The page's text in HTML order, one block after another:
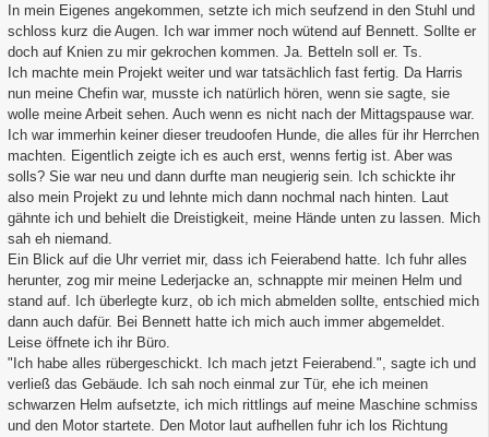
In mein Eigenes angekommen, setzte ich mich seufzend in den Stuhl und
schloss kurz die Augen. Ich war immer noch wütend auf Bennett. Sollte er
doch auf Knien zu mir gekrochen kommen. Ja. Betteln soll er. Ts.
Ich machte mein Projekt weiter und war tatsächlich fast fertig. Da Harris
nun meine Chefin war, musste ich natürlich hören, wenn sie sagte, sie
wolle meine Arbeit sehen. Auch wenn es nicht nach der Mittagspause war.
Ich war immerhin keiner dieser treudoofen Hunde, die alles für ihr Herrchen
machten. Eigentlich zeigte ich es auch erst, wenns fertig ist. Aber was
solls? Sie war neu und dann durfte man neugierig sein. Ich schickte ihr
also mein Projekt zu und lehnte mich dann nochmal nach hinten. Laut
gähnte ich und behielt die Dreistigkeit, meine Hände unten zu lassen. Mich
sah eh niemand.
Ein Blick auf die Uhr verriet mir, dass ich Feierabend hatte. Ich fuhr alles
herunter, zog mir meine Lederjacke an, schnappte mir meinen Helm und
stand auf. Ich überlegte kurz, ob ich mich abmelden sollte, entschied mich
dann auch dafür. Bei Bennett hatte ich mich auch immer abgemeldet.
Leise öffnete ich ihr Büro.
"Ich habe alles rübergeschickt. Ich mach jetzt Feierabend.", sagte ich und
verließ das Gebäude. Ich sah noch einmal zur Tür, ehe ich meinen
schwarzen Helm aufsetzte, ich mich rittlings auf meine Maschine schmiss
und den Motor startete. Den Motor laut aufhellen fuhr ich los Richtung